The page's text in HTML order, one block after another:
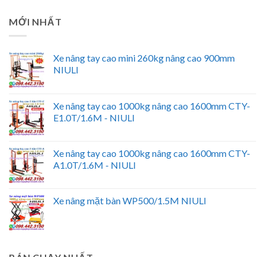
MỚI NHẤT
Xe nâng tay cao mini 260kg nâng cao 900mm
NIULI
Xe nâng tay cao 1000kg nâng cao 1600mm CTY-
E1.0T/1.6M - NIULI
Xe nâng tay cao 1000kg nâng cao 1600mm CTY-
A1.0T/1.6M - NIULI
Xe nâng mặt bàn WP500/1.5M NIULI